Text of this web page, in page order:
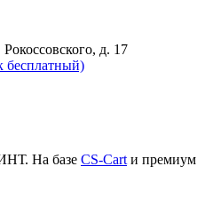
д. 17
бесплатный)
На базе CS-Cart и премиум